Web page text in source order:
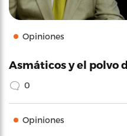
Opiniones
Asmáticos y el polvo
0
Opiniones